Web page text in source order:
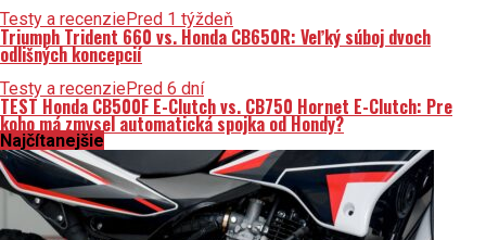
Testy a recenziePred 1 týždeň
Triumph Trident 660 vs. Honda CB650R: Veľký súboj dvoch
odlišných koncepcií
Testy a recenziePred 6 dní
TEST Honda CB500F E-Clutch vs. CB750 Hornet E-Clutch: Pre
koho má zmysel automatická spojka od Hondy?
Najčítanejšie